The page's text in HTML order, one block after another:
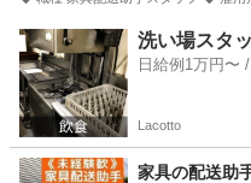
岐阜 岐阜市 配送 岐阜
洗い場スタ
日給例1万円〜
Lacotto
家具の配送助